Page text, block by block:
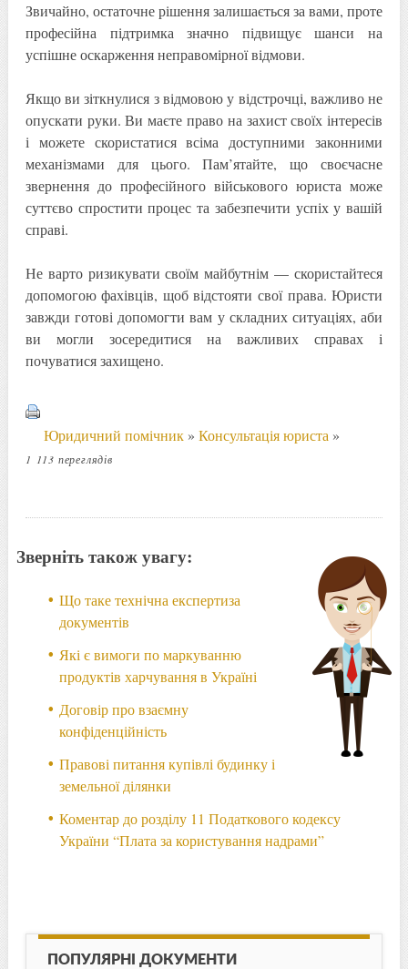
Звичайно, остаточне рішення залишається за вами, проте
професійна підтримка значно підвищує шанси на
успішне оскарження неправомірної відмови.
Якщо ви зіткнулися з відмовою у відстрочці, важливо не
опускати руки. Ви маєте право на захист своїх інтересів
і можете скористатися всіма доступними законними
механізмами для цього. Пам’ятайте, що своєчасне
звернення до професійного військового юриста може
суттєво спростити процес та забезпечити успіх у вашій
справі.
Не варто ризикувати своїм майбутнім — скористайтеся
допомогою фахівців, щоб відстояти свої права. Юристи
завжди готові допомогти вам у складних ситуаціях, аби
ви могли зосередитися на важливих справах і
почуватися захищено.
Юридичний помічник» Консультація юриста »
1 113 переглядів
Зверніть також увагу:
Що таке технічна експертиза
документів
Які є вимоги по маркуванню
продуктів харчування в Україні
Договір про взаємну
конфіденційність
Правові питання купівлі будинку і
земельної ділянки
Коментар до розділу 11 Податкового кодексу
України “Плата за користування надрами”
ПОПУЛЯРНІ ДОКУМЕНТИ